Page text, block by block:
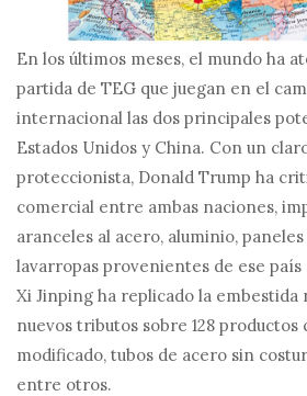
En los últimos meses, el mundo ha
partida de TEG que juegan en el
internacional las dos principales
Estados Unidos y China. Con un
proteccionista, Donald Trump ha
comercial entre ambas naciones,
aranceles al acero, aluminio,
lavarropas provenientes de ese país
Xi Jinping ha replicado la
nuevos tributos sobre 128 productos
modificado, tubos de acero sin
entre otros.